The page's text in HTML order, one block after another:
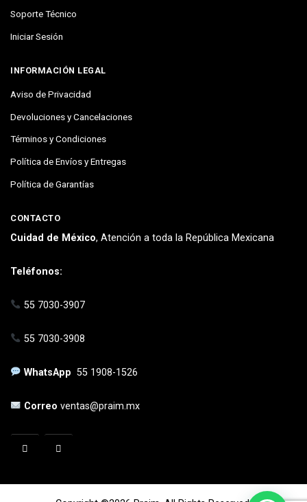
Soporte Técnico
Iniciar Sesión
INFORMACIÓN LEGAL
Aviso de Privacidad
Devoluciones y Cancelaciones
Términos y Condiciones
Política de Envíos y Entregas
Política de Garantías
CONTACTO
Cuidad de México, Atención a toda la República Mexicana
Teléfonos:
55 7030-3907
55 7030-3908
WhatsApp55 1908-1526
Correoventas@praim.mx